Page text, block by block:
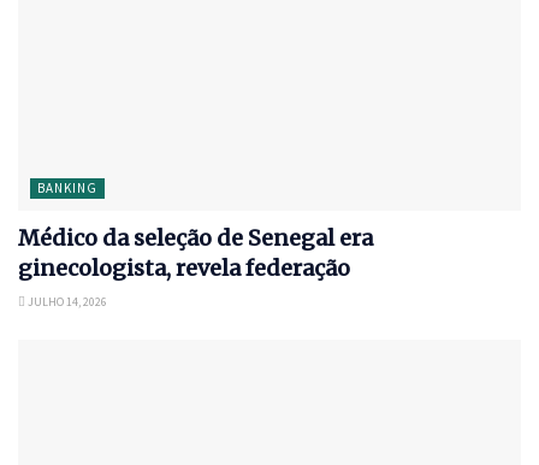
BANKING
Médico da seleção de Senegal era
ginecologista, revela federação
JULHO 14, 2026